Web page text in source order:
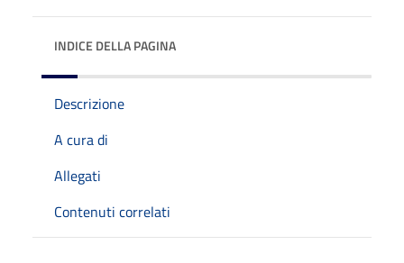
INDICE DELLA PAGINA
Descrizione
A cura di
Allegati
Contenuti correlati